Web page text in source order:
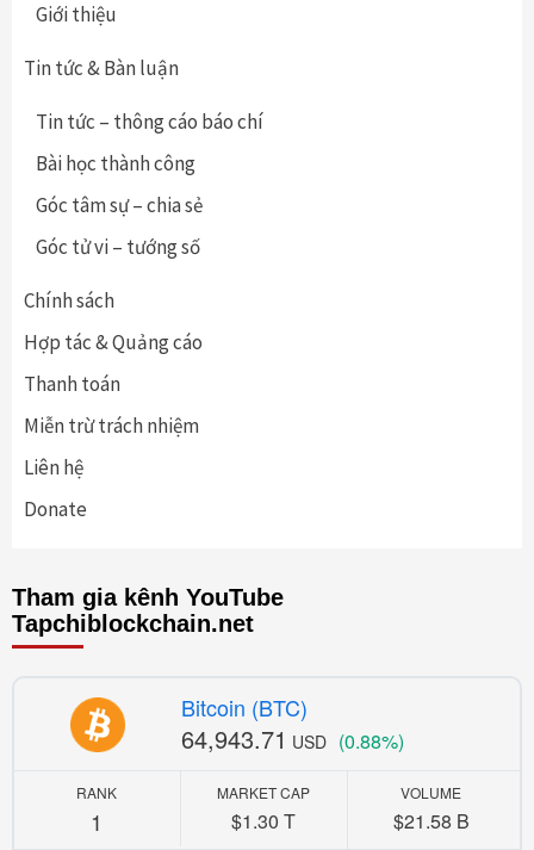
Giới thiệu
Tin tức & Bàn luận
Tin tức – thông cáo báo chí
Bài học thành công
Góc tâm sự – chia sẻ
Góc tử vi – tướng số
Chính sách
Hợp tác & Quảng cáo
Thanh toán
Miễn trừ trách nhiệm
Liên hệ
Donate
Tham gia kênh YouTube
Tapchiblockchain.net
Bitcoin (BTC)
64,943.71 USD (0.88%)
RANK
1
MARKET CAP
$1.30 T
VOLUME
$21.58 B